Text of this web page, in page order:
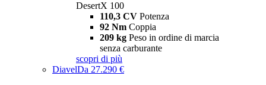
DesertX 100
110,3 CV Potenza
92 Nm Coppia
209 kg Peso in ordine di marcia
senza carburante
scopri di più
DiavelDa 27.290 €